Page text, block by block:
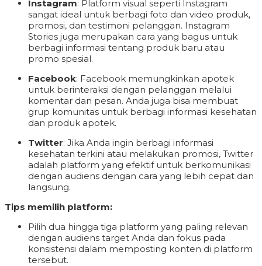
Instagram: Platform visual seperti Instagram
sangat ideal untuk berbagi foto dan video produk,
promosi, dan testimoni pelanggan. Instagram
Stories juga merupakan cara yang bagus untuk
berbagi informasi tentang produk baru atau
promo spesial.
Facebook: Facebook memungkinkan apotek
untuk berinteraksi dengan pelanggan melalui
komentar dan pesan. Anda juga bisa membuat
grup komunitas untuk berbagi informasi kesehatan
dan produk apotek.
Twitter: Jika Anda ingin berbagi informasi
kesehatan terkini atau melakukan promosi, Twitter
adalah platform yang efektif untuk berkomunikasi
dengan audiens dengan cara yang lebih cepat dan
langsung.
Tips memilih platform:
Pilih dua hingga tiga platform yang paling relevan
dengan audiens target Anda dan fokus pada
konsistensi dalam memposting konten di platform
tersebut.